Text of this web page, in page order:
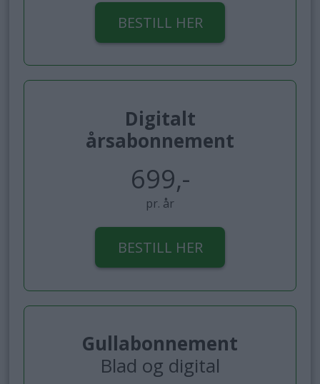
BESTILL HER
Digitalt
årsabonnement
699,-
pr. år
BESTILL HER
Gullabonnement
Blad og digital